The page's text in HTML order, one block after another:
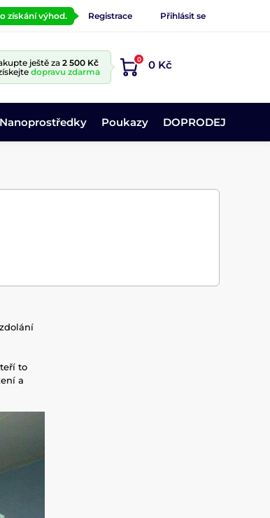
získání výhod. Registrace Přihlásit se
ještě za 2 500 Kč
dopravu zdarma
0 0 Kč
Nanoprostředky Poukazy DOPRODEJ
to
a